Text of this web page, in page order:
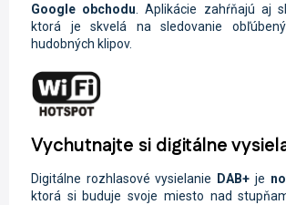
Google obchodu . Aplikácie zahŕňajú aj
ktorá je skvelá na sledovanie
hudobných klipov.
Vychutnajte si digitálne
Digitálne rozhlasové vysielanie DAB+ je
ktorá si buduje svoje miesto nad